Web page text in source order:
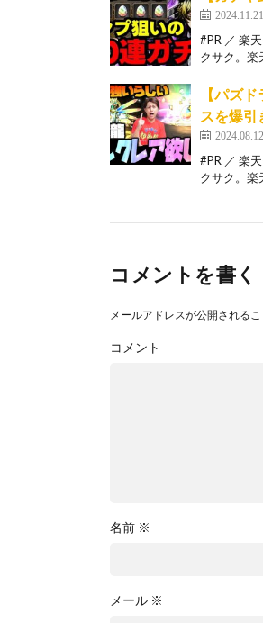
2024.11.21
#PR ／ 楽
クサク。
【パズ
スを爆引
2024.08.12
#PR ／ 楽
クサク。
コメントを書く
メールアドレスが公開されるこ
コメント
名前 ※
メール ※